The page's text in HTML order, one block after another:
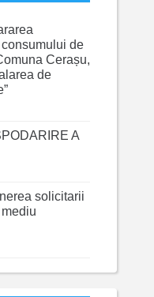
de
Cerașu,
de
A
solicitarii